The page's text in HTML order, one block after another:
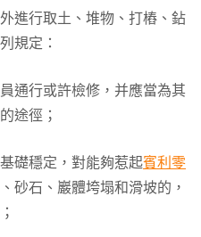
進行取土、堆物、打樁、鉆
規定：
通行或許檢修，并應當為其
途徑；
礎穩定，對能夠惹起賓利零
砂石、巖體垮塌和滑坡的，